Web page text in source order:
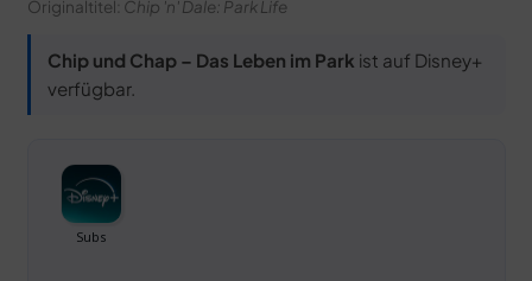
Originaltitel: Chip 'n' Dale: Park Life
Chip und Chap – Das Leben im Park ist auf Disney+
verfügbar.